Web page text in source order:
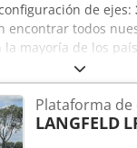
de ejes:
encontrar todos
mayoría de los
telemáticos.
Plataforma de
LANGFELD